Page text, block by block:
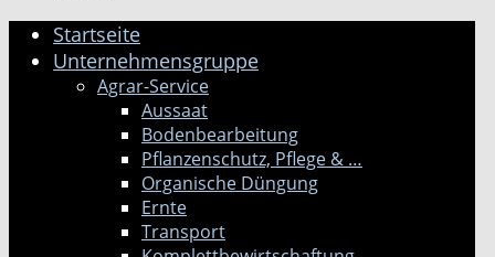
Startseite
Unternehmensgruppe
Agrar-Service
Aussaat
Bodenbearbeitung
Pflanzenschutz, Pflege & …
Organische Düngung
Ernte
Transport